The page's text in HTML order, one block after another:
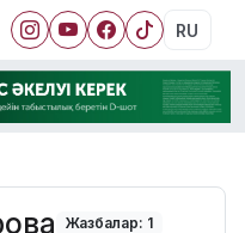
RU
Жазбалар: 1